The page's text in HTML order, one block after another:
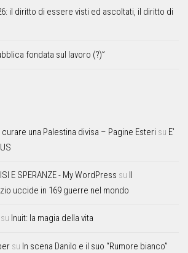
il diritto di essere visti ed ascoltati, il diritto di
fondata sul lavoro (?)”
una Palestina divisa – Pagine Esteri su E’
E SPERANZE - My WordPress su
uccide in 169 guerre nel mondo
su Inuit: la magia della vita
su In scena Danilo e il suo “Rumore bianco”